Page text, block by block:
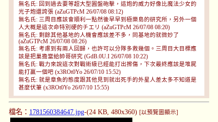
無名氏: 回到過去要等超大型圓盤砲擊，這炮的威力好像比魔法少女的
光子炮還誇張 (aZuGTPcM 26/07/08 08:12)
無名氏: 三周目應該會順利一點然後早早到極樂島的研究所，另外一個
人大概是這次命特別硬的チエリ (aZuGTPcM 26/07/08 08:20)
無名氏: 剩餘其他基地的人機會應該差不多，同基地的就微妙了
(aZuGTPcM 26/07/08 08:26)
無名氏: 考慮到有兩人回歸，也許可以分隊多救幾個。三周目大目標應
該是把巢擔當給帥哥研究 (GdB.0U.I 26/07/08 10:22)
無名氏: 戰力來說這次對戰術級已經能打出擦傷，下次最終應該是堆屍
能打贏一個吧 (x3ROt0Yo 26/07/10 15:52)
無名氏: 就是章魚的態度跟其他見到就出死手的外星人差太多不知道是
甚麼伏筆 (x3ROt0Yo 26/07/10 15:55)
檔名： 1781560384647.jpg-(24 KB, 480x360) [以預覽圖顯示]